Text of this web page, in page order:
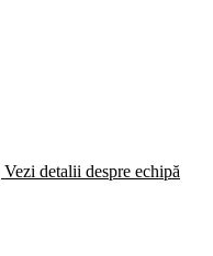
Vezi detalii despre echipă